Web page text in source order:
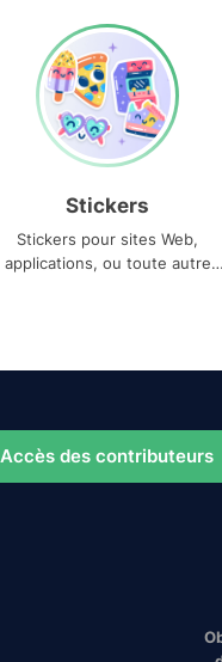
Stickers
Stickers pour sites Web,
applications, ou toute autre
Accès des contributeurs